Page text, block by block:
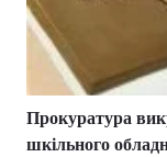
Прокуратура
шкільного